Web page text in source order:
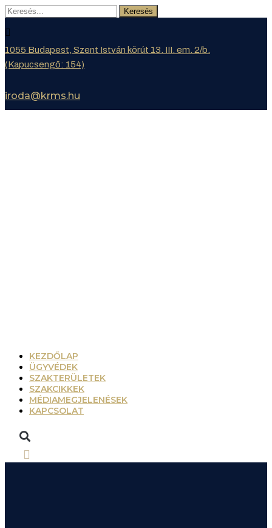
Keresés
1055 Budapest, Szent István körút 13. III. em. 2/b.
(Kapucsengő: 154)
iroda@krms.hu
KEZDŐLAP
ÜGYVÉDEK
SZAKTERÜLETEK
SZAKCIKKEK
MÉDIAMEGJELENÉSEK
KAPCSOLAT